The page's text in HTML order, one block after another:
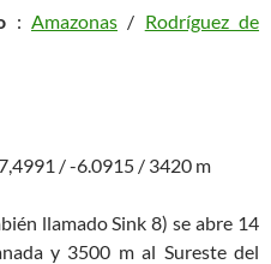
:Amazonas / Rodríguez de
/ -6.0915 / 3420 m
llamado Sink 8) se abre 14
y 3500 m al Sureste del